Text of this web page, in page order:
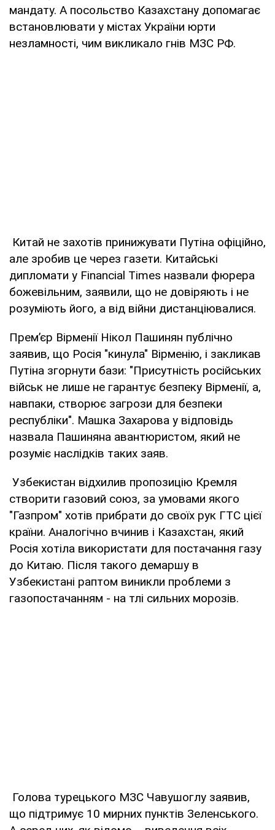
мандату. А посольство Казахстану допомагає
встановлювати у містах України юрти
незламності, чим викликало гнів МЗС РФ.
Китай не захотів принижувати Путіна офіційно,
але зробив це через газети. Китайські
дипломати у Financial Times назвали фюрера
божевільним, заявили, що не довіряють і не
розуміють його, а від війни дистанціювалися.
Прем’єр Вірменії Нікол Пашинян публічно
заявив, що Росія "кинула" Вірменію, і закликав
Путіна згорнути бази: "Присутність російських
військ не лише не гарантує безпеку Вірменії, а,
навпаки, створює загрози для безпеки
республіки". Машка Захарова у відповідь
назвала Пашиняна авантюристом, який не
розуміє наслідків таких заяв.
Узбекистан відхилив пропозицію Кремля
створити газовий союз, за умовами якого
"Газпром" хотів прибрати до своїх рук ГТС цієї
країни. Аналогічно вчинив і Казахстан, який
Росія хотіла використати для постачання газу
до Китаю. Після такого демаршу в
Узбекистані раптом виникли проблеми з
газопостачанням - на тлі сильних морозів.
Голова турецького МЗС Чавушоглу заявив,
що підтримує 10 мирних пунктів Зеленського.